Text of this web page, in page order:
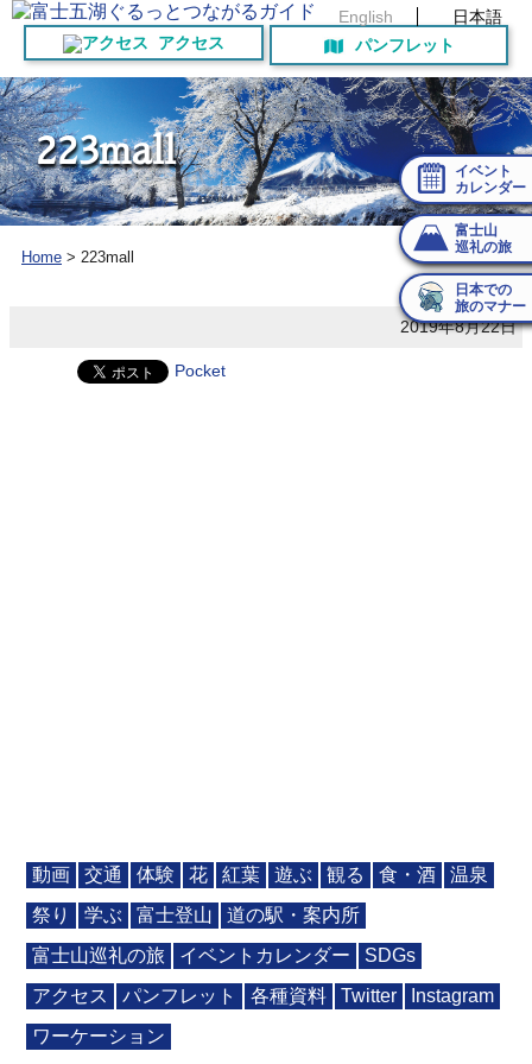
English
日本語
アクセス
パンフレット
イベント
カレンダー
富士山
巡礼の旅
日本での
旅のマナー
223mall
Home > 223mall
2019年8月22日
Pocket
動画 交通 体験 花 紅葉 遊ぶ 観る 食・酒
温泉
祭り
学ぶ 富士登山
道の駅・案内所
富士山巡礼の旅
イベントカレンダー
SDGs
アクセス
パンフレット 各種資料 Twitter
Instagram
ワーケーション